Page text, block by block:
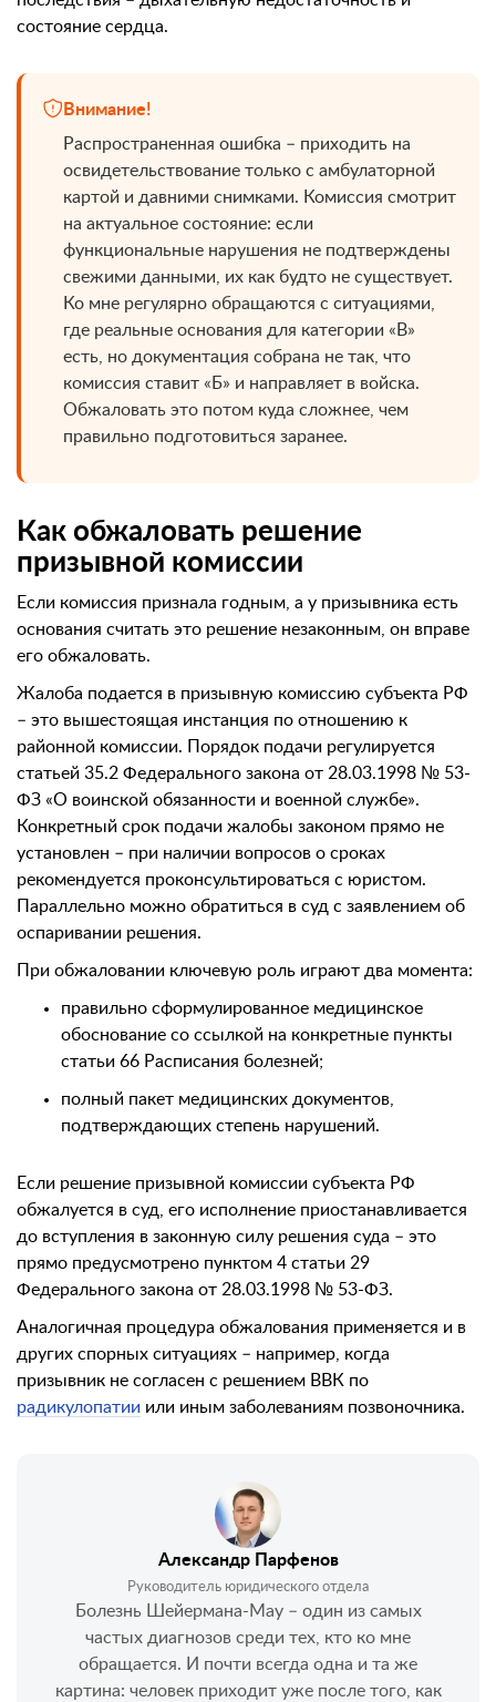
состояние сердца.
Внимание!
Распространенная ошибка – приходить на
освидетельствование только с амбулаторной
картой и давними снимками. Комиссия смотрит
на актуальное состояние: если
функциональные нарушения не подтверждены
свежими данными, их как будто не существует.
Ко мне регулярно обращаются с ситуациями,
где реальные основания для категории «В»
есть, но документация собрана не так, что
комиссия ставит «Б» и направляет в войска.
Обжаловать это потом куда сложнее, чем
правильно подготовиться заранее.
Как обжаловать решение
призывной комиссии
Если комиссия признала годным, а у призывника есть
основания считать это решение незаконным, он вправе
его обжаловать.
Жалоба подается в призывную комиссию субъекта РФ
– это вышестоящая инстанция по отношению к
районной комиссии. Порядок подачи регулируется
статьей 35.2 Федерального закона от 28.03.1998 № 53-
ФЗ «О воинской обязанности и военной службе».
Конкретный срок подачи жалобы законом прямо не
установлен – при наличии вопросов о сроках
рекомендуется проконсультироваться с юристом.
Параллельно можно обратиться в суд с заявлением об
оспаривании решения.
При обжаловании ключевую роль играют два момента:
правильно сформулированное медицинское
обоснование со ссылкой на конкретные пункты
статьи 66 Расписания болезней;
полный пакет медицинских документов,
подтверждающих степень нарушений.
Если решение призывной комиссии субъекта РФ
обжалуется в суд, его исполнение приостанавливается
до вступления в законную силу решения суда – это
прямо предусмотрено пунктом 4 статьи 29
Федерального закона от 28.03.1998 № 53-ФЗ.
Аналогичная процедура обжалования применяется и в
других спорных ситуациях – например, когда
призывник не согласен с решением ВВК по
радикулопатии или иным заболеваниям позвоночника.
Александр Парфенов
Руководитель юридического отдела
Болезнь Шейермана-Мау – один из самых
частых диагнозов среди тех, кто ко мне
обращается. И почти всегда одна и та же
картина: человек приходит уже после того, как